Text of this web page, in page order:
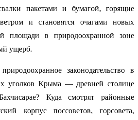
пакетами и бумагой, горящие
и становятся очагами новых
площади в природоохранной зоне
ущерб.
законодательство в
уголков Крыма — древней столице
Куда смотрят районные
корпус поссоветов, горсовета,